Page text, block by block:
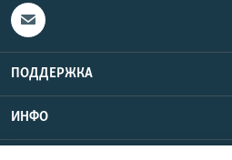
ПОДДЕРЖКА
ИНФО